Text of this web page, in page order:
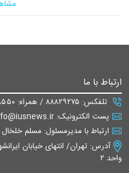
ارتباط با ما
تلفکس: ۸۸۸۲۹۲۷۵ / همراه: ۰۹۳۷۰۷۴۸۵۵۰
پست الکترونیک: info@iusnews.ir یا eiusnews@gmail.com
ارتباط با مدیرمسئول: مسلم خلخال
واحد ۲